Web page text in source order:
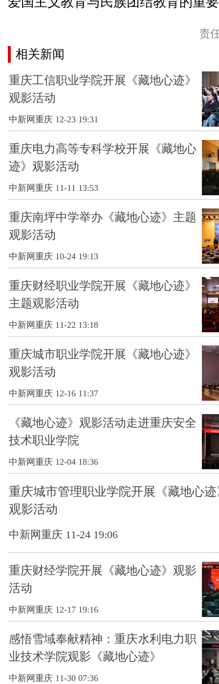
责
相关新闻
重庆工信职业学院开展《藏地心迹》
观影活动
中新网重庆 12-23 19:31
重庆电力高等专科学校开展《藏地心
迹》观影活动
中新网重庆 11-11 13:53
重庆南坪中学举办《藏地心迹》主题
观影活动
中新网重庆 10-24 19:13
重庆财经职业学院开展《藏地心迹》
主题观影活动
中新网重庆 11-22 13:18
重庆城市职业学院开展《藏地心迹》
观影活动
中新网重庆 12-16 11:37
《藏地心迹》观影活动走进重庆安全
技术职业学院
中新网重庆 12-04 18:36
重庆城市管理职业学院开展《藏地心
观影活动​
中新网重庆 11-24 19:06
重庆财经学院开展《藏地心迹》观影
活动
中新网重庆 12-17 19:16
感悟雪域奉献精神：重庆水利电力职
业技术学院观影《藏地心迹》
中新网重庆 11-30 07:36